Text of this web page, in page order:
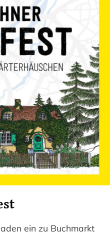
ein zu Buchmarkt